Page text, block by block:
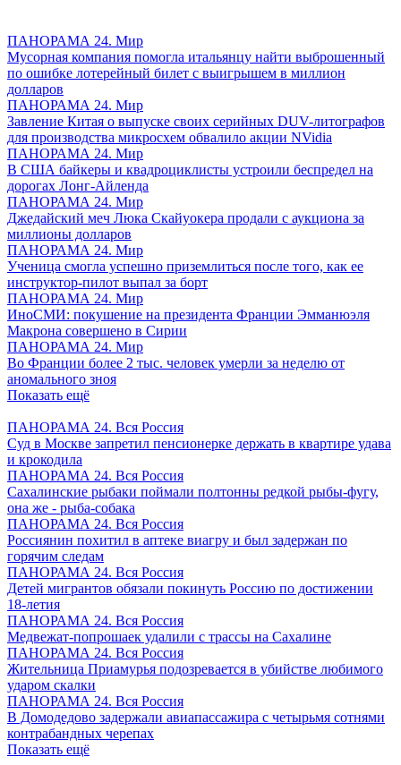
ПАНОРАМА 24. Мир
Мусорная компания помогла итальянцу найти выброшенный
по ошибке лотерейный билет с выигрышем в миллион
долларов
ПАНОРАМА 24. Мир
Завление Китая о выпуске своих серийных DUV-литографов
для производства микросхем обвалило акции NVidia
ПАНОРАМА 24. Мир
В США байкеры и квадроциклисты устроили беспредел на
дорогах Лонг-Айленда
ПАНОРАМА 24. Мир
Джедайский меч Люка Скайуокера продали с аукциона за
миллионы долларов
ПАНОРАМА 24. Мир
Ученица смогла успешно приземлиться после того, как ее
инструктор-пилот выпал за борт
ПАНОРАМА 24. Мир
ИноСМИ: покушение на президента Франции Эмманюэля
Макрона совершено в Сирии
ПАНОРАМА 24. Мир
Во Франции более 2 тыс. человек умерли за неделю от
аномального зноя
Показать ещё
ПАНОРАМА 24. Вся Россия
Суд в Москве запретил пенсионерке держать в квартире удава
и крокодила
ПАНОРАМА 24. Вся Россия
Сахалинские рыбаки поймали полтонны редкой рыбы-фугу,
она же - рыба-собака
ПАНОРАМА 24. Вся Россия
Россиянин похитил в аптеке виагру и был задержан по
горячим следам
ПАНОРАМА 24. Вся Россия
Детей мигрантов обязали покинуть Россию по достижении
18-летия
ПАНОРАМА 24. Вся Россия
Медвежат-попрошаек удалили с трассы на Сахалине
ПАНОРАМА 24. Вся Россия
Жительница Приамурья подозревается в убийстве любимого
ударом скалки
ПАНОРАМА 24. Вся Россия
В Домодедово задержали авиапассажира с четырьмя сотнями
контрабандных черепах
Показать ещё